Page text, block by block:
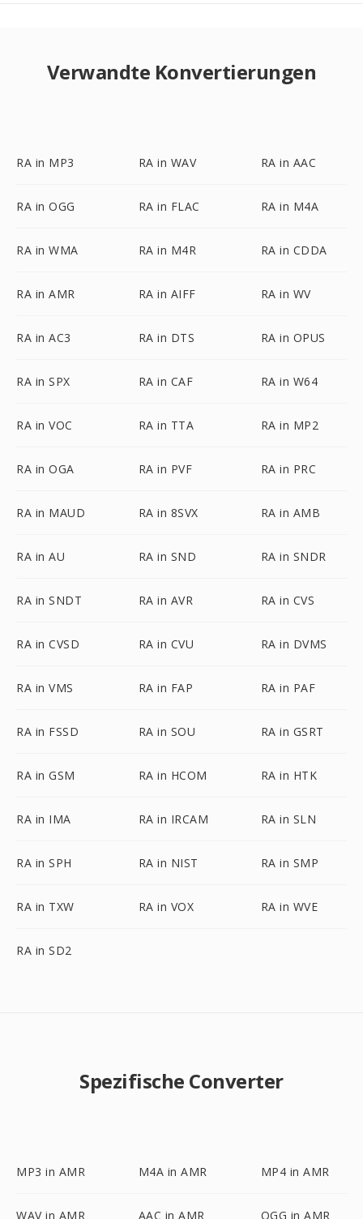
Verwandte Konvertierungen
RA in MP3 RA in WAV RA in AAC
RA in OGG RA in FLAC RA in M4A
RA in WMA RA in M4R RA in CDDA
RA in AMR RA in AIFF RA in WV
RA in AC3 RA in DTS RA in OPUS
RA in SPX RA in CAF RA in W64
RA in VOC RA in TTA RA in MP2
RA in OGA RA in PVF RA in PRC
RA in MAUD RA in 8SVX RA in AMB
RA in AU RA in SND RA in SNDR
RA in SNDT RA in AVR RA in CVS
RA in CVSD RA in CVU RA in DVMS
RA in VMS RA in FAP RA in PAF
RA in FSSD RA in SOU RA in GSRT
RA in GSM RA in HCOM RA in HTK
RA in IMA RA in IRCAM RA in SLN
RA in SPH RA in NIST RA in SMP
RA in TXW RA in VOX RA in WVE
RA in SD2
Spezifische Converter
MP3 in AMR M4A in AMR MP4 in AMR
WAV in AMR AAC in AMR OGG in AMR